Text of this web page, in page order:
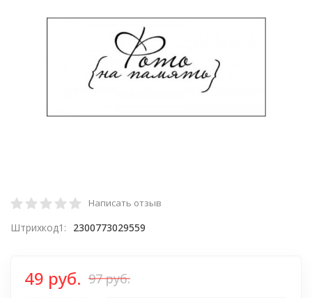
Написать отзыв
Штрихкод1: 2300773029559
49 руб. 97 руб.